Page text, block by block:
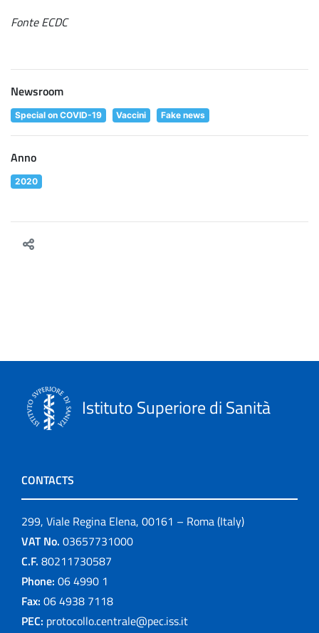
Fonte ECDC
Newsroom
Special on COVID-19 Vaccini Fake news
Anno
2020
Istituto Superiore di Sanità
CONTACTS
299, Viale Regina Elena, 00161 – Roma (Italy)
VAT No. 03657731000
C.F. 80211730587
Phone: 06 4990 1
Fax: 06 4938 7118
PEC: protocollo.centrale@pec.iss.it